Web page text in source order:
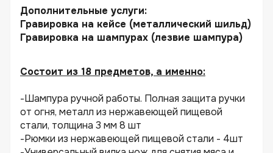
Дополнительные услуги:
Гравировка на кейсе (металлический шильд)
Гравировка на шампурах (лезвие шампура)
Состоит из 18 предметов, а именно:
-Шампура ручной работы. Полная защита ручки
от огня, металл из нержавеющей пищевой
стали, толщина 3 мм 8 шт
-Рюмки из нержавеющей пищевой стали - 4шт